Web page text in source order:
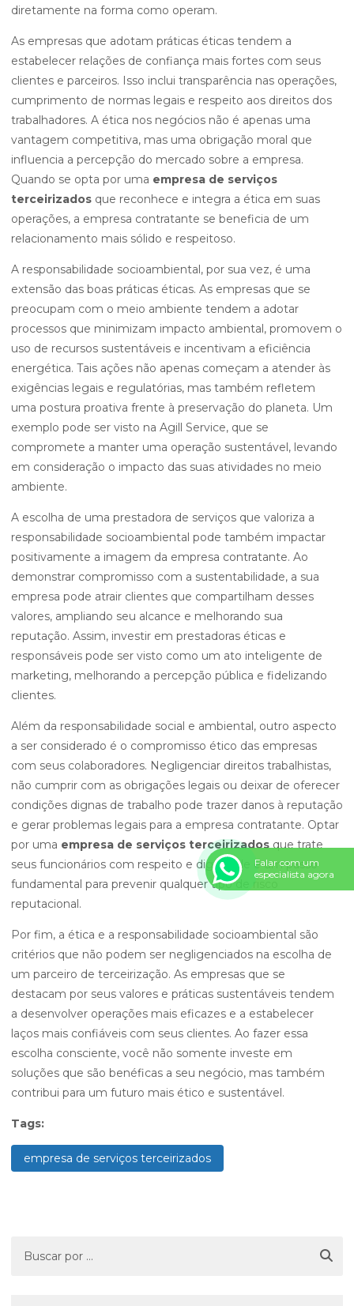
diretamente na forma como operam.
As empresas que adotam práticas éticas tendem a
estabelecer relações de confiança mais fortes com seus
clientes e parceiros. Isso inclui transparência nas operações,
cumprimento de normas legais e respeito aos direitos dos
trabalhadores. A ética nos negócios não é apenas uma
vantagem competitiva, mas uma obrigação moral que
influencia a percepção do mercado sobre a empresa.
Quando se opta por uma empresa de serviços
terceirizados que reconhece e integra a ética em suas
operações, a empresa contratante se beneficia de um
relacionamento mais sólido e respeitoso.
A responsabilidade socioambiental, por sua vez, é uma
extensão das boas práticas éticas. As empresas que se
preocupam com o meio ambiente tendem a adotar
processos que minimizam impacto ambiental, promovem o
uso de recursos sustentáveis e incentivam a eficiência
energética. Tais ações não apenas começam a atender às
exigências legais e regulatórias, mas também refletem
uma postura proativa frente à preservação do planeta. Um
exemplo pode ser visto na Agill Service, que se
compromete a manter uma operação sustentável, levando
em consideração o impacto das suas atividades no meio
ambiente.
A escolha de uma prestadora de serviços que valoriza a
responsabilidade socioambiental pode também impactar
positivamente a imagem da empresa contratante. Ao
demonstrar compromisso com a sustentabilidade, a sua
empresa pode atrair clientes que compartilham desses
valores, ampliando seu alcance e melhorando sua
reputação. Assim, investir em prestadoras éticas e
responsáveis pode ser visto como um ato inteligente de
marketing, melhorando a percepção pública e fidelizando
clientes.
Além da responsabilidade social e ambiental, outro aspecto
a ser considerado é o compromisso ético das empresas
com seus colaboradores. Negligenciar direitos trabalhistas,
não cumprir com as obrigações legais ou deixar de oferecer
condições dignas de trabalho pode trazer danos à reputação
e gerar problemas legais para a empresa contratante. Optar
por uma empresa de serviços terceirizadosque trate
seus funcionários com respeito e dignidade é um passo
fundamental para prevenir qualquer tipo de risco
reputacional.
Por fim, a ética e a responsabilidade socioambiental são
critérios que não podem ser negligenciados na escolha de
um parceiro de terceirização. As empresas que se
destacam por seus valores e práticas sustentáveis tendem
a desenvolver operações mais eficazes e a estabelecer
laços mais confiáveis com seus clientes. Ao fazer essa
escolha consciente, você não somente investe em
soluções que são benéficas a seu negócio, mas também
contribui para um futuro mais ético e sustentável.
Tags:
empresa de serviços terceirizados
Falar com um
especialista agora